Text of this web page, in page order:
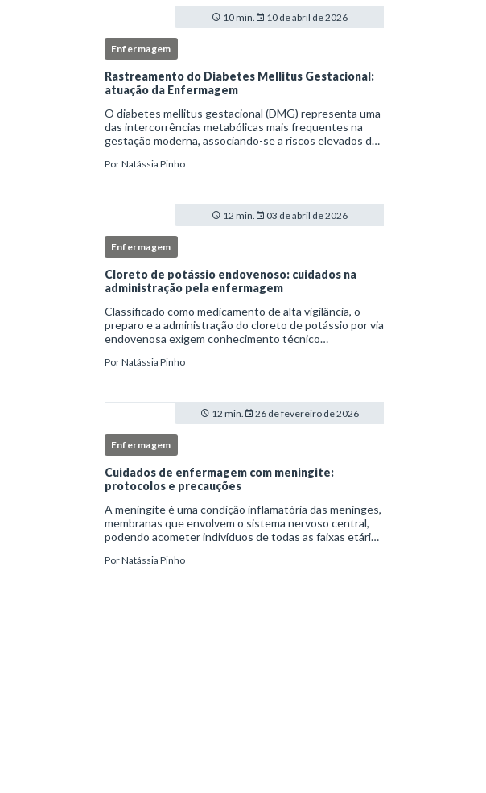
10 min. 10 de abril de 2026
Enfermagem
Rastreamento do Diabetes Mellitus Gestacional:
atuação da Enfermagem
O diabetes mellitus gestacional (DMG) representa uma
das intercorrências metabólicas mais frequentes na
gestação moderna, associando-se a riscos elevados de
identificado precocemente.Neste cenário, o enferm
PorNatássia Pinho
12 min. 03 de abril de 2026
Enfermagem
Cloreto de potássio endovenoso: cuidados na
administração pela enfermagem
Classificado como medicamento de alta vigilância, o
preparo e a administração do cloreto de potássio por via
endovenosa exigem conhecimento técnico
institucionais e atuação criteriosa da equipe de
PorNatássia Pinho
12 min. 26 de fevereiro de 2026
Enfermagem
Cuidados de enfermagem com meningite:
protocolos e precauções
A meningite é uma condição inflamatória das meninges,
membranas que envolvem o sistema nervoso central,
podendo acometer indivíduos de todas as faixas etárias
autolimitados até situações de extrem
PorNatássia Pinho